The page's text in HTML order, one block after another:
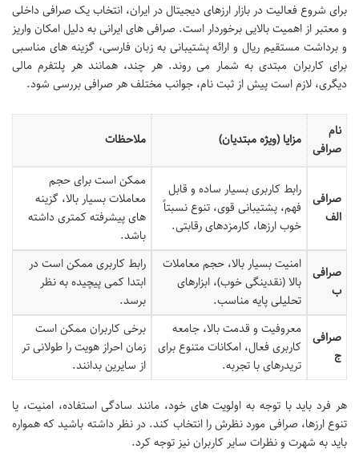
برای شروع فعالیت در بازار ارزهای دیجیتال در ایران، انتخاب یک صرافی داخلی
و معتبر از اهمیت بالایی برخوردار است. صرافی های ایرانی به دلیل امکان واریز
و برداشت مستقیم ریال و ارائه پشتیبانی به زبان فارسی، گزینه های مناسبی
برای کاربران مبتدی به شمار می روند. هر چند، همانند هر پلتفرم مالی
دیگری، لازم است پیش از ثبت نام، جوانب مختلف هر صرافی بررسی شود.
نام
صرافی
مزایا (ویژه مبتدیان) ملاحظات
صرافی
الف
رابط کاربری بسیار ساده و قابل
فهم، پشتیبانی قوی، تنوع نسبتاً
خوب ارزها، کارمزدهای رقابتی.
ممکن است برای حجم
معاملات بسیار بالا، گزینه
های پیشرفته کمتری داشته
باشد.
صرافی
ب
امنیت بسیار بالا، حجم معاملات
بالا (نقدینگی خوب)، ابزارهای
تحلیلی پایه مناسب.
رابط کاربری ممکن است در
ابتدا کمی پیچیده به نظر
برسد.
صرافی
ج
معروفیت و قدمت بالا، جامعه
کاربری فعال، امکانات متنوع برای
تریدرهای با تجربه.
برخی کاربران ممکن است
زمان احراز هویت را طولانی تر
از سایرین بدانند.
هر فرد باید با توجه به اولویت های خود، مانند سادگی استفاده، امنیت، یا
تنوع ارزها، صرافی مورد نظرش را انتخاب کند. در نظر داشته باشید که همواره
باید به شهرت و نظرات سایر کاربران نیز توجه کرد.